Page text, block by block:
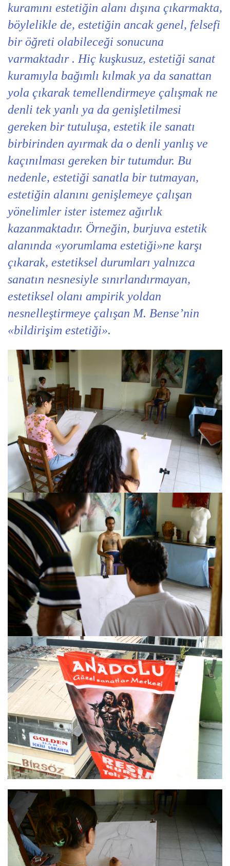
kuramını estetiğin alanı dışına çıkarmakta,
böylelikle de, estetiğin ancak genel, felsefi
bir öğreti olabileceği sonucuna
varmaktadır . Hiç kuşkusuz, estetiği sanat
kuramıyla bağımlı kılmak ya da sanattan
yola çıkarak temellendirmeye çalışmak ne
denli tek yanlı ya da genişletilmesi
gereken bir tutuluşa, estetik ile sanatı
birbirinden ayırmak da o denli yanlış ve
kaçınılması gereken bir tutumdur. Bu
nedenle, estetiği sanatla bir tutmayan,
estetiğin alanını genişlemeye çalışan
yönelimler ister istemez ağırlık
kazanmaktadır. Örneğin, burjuva estetik
alanında «yorumlama estetiği»ne karşı
çıkarak, estetiksel durumları yalnızca
sanatın nesnesiyle sınırlandırmayan,
estetiksel olanı ampirik yoldan
nesnelleştirmeye çalışan M. Bense’nin
«bildirişim estetiği».